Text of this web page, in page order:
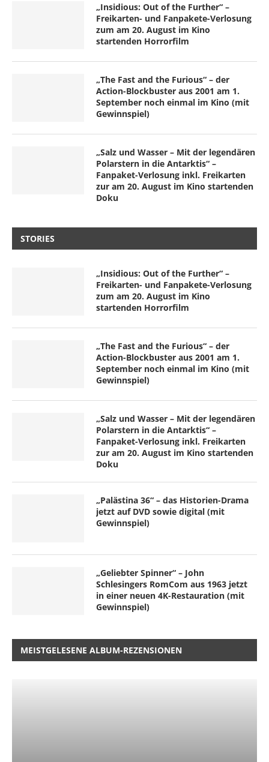
„Insidious: Out of the Further“ –
Freikarten- und Fanpakete-Verlosung
zum am 20. August im Kino
startenden Horrorfilm
„The Fast and the Furious“ – der
Action-Blockbuster aus 2001 am 1.
September noch einmal im Kino (mit
Gewinnspiel)
„Salz und Wasser – Mit der legendären
Polarstern in die Antarktis“ –
Fanpaket-Verlosung inkl. Freikarten
zur am 20. August im Kino startenden
Doku
STORIES
„Insidious: Out of the Further“ –
Freikarten- und Fanpakete-Verlosung
zum am 20. August im Kino
startenden Horrorfilm
„The Fast and the Furious“ – der
Action-Blockbuster aus 2001 am 1.
September noch einmal im Kino (mit
Gewinnspiel)
„Salz und Wasser – Mit der legendären
Polarstern in die Antarktis“ –
Fanpaket-Verlosung inkl. Freikarten
zur am 20. August im Kino startenden
Doku
„Palästina 36“ – das Historien-Drama
jetzt auf DVD sowie digital (mit
Gewinnspiel)
„Geliebter Spinner“ – John
Schlesingers RomCom aus 1963 jetzt
in einer neuen 4K-Restauration (mit
Gewinnspiel)
MEISTGELESENE ALBUM-REZENSIONEN